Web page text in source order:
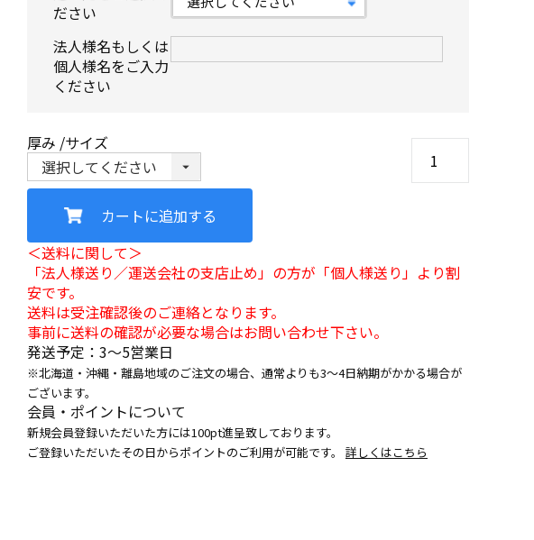
ださい
法人様名もしくは
個人様名をご入力
ください
厚み サイズ
カートに追加する
＜送料に関して＞
「法人様送り／運送会社の支店止め」の方が「個人様送り」より割
安です。
送料は受注確認後のご連絡となります。
事前に送料の確認が必要な場合はお問い合わせ下さい。
発送予定：3〜5営業日
※北海道・沖縄・離島地域のご注文の場合、通常よりも3～4日納期がかかる場合が
ございます。
会員・ポイントについて
新規会員登録いただいた方には100pt進呈致しております。
ご登録いただいたその日からポイントのご利用が可能です。 詳しくはこちら